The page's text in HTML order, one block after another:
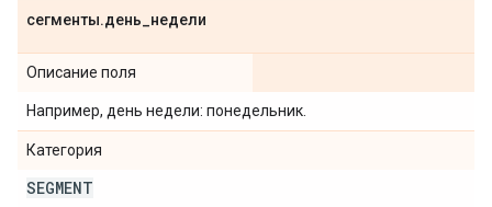
сегменты.день недели
Описание поля
Например, день недели: понедельник.
Категория
SEGMENT